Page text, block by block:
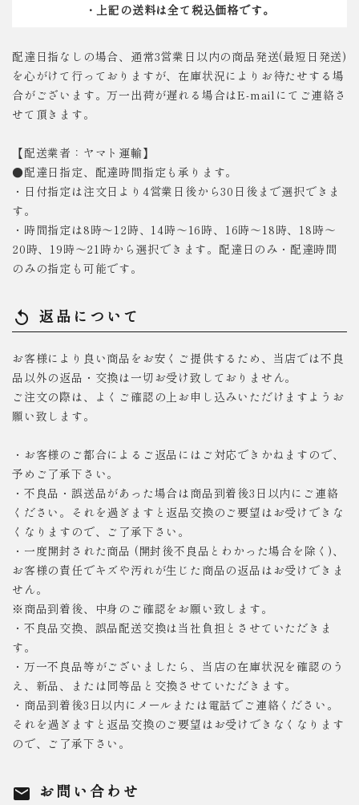
・上記の送料は全て税込価格です。
配達日指なしの場合、通常3営業日以内の商品発送(最短日発送)
を心がけて行っておりますが、在庫状況によりお待たせする場
合がございます。万一出荷が遅れる場合はE-mailにてご連絡さ
せて頂きます。
【配送業者：ヤマト運輸】
●配達日指定、配達時間指定も承ります。
・日付指定は注文日より4営業日後から30日後まで選択できま
す。
・時間指定は8時～12時、14時～16時、16時～18時、18時～
20時、19時～21時から選択できます。配達日のみ・配達時間
のみの指定も可能です。
replay 返品について
お客様により良い商品をお安くご提供するため、当店では不良
品以外の返品・交換は一切お受け致しておりません。
ご注文の際は、よくご確認の上お申し込みいただけますようお
願い致します。
・お客様のご都合によるご返品にはご対応できかねますので、
予めご了承下さい。
・不良品・誤送品があった場合は商品到着後3日以内にご連絡
ください。それを過ぎますと返品交換のご要望はお受けできな
くなりますので、ご了承下さい。
・一度開封された商品 (開封後不良品とわかった場合を除く)、
お客様の責任でキズや汚れが生じた商品の返品はお受けできま
せん。
※商品到着後、中身のご確認をお願い致します。
・不良品交換、誤品配送交換は当社負担とさせていただきま
す。
・万一不良品等がございましたら、当店の在庫状況を確認のう
え、新品、または同等品と交換させていただきます。
・商品到着後3日以内にメールまたは電話でご連絡ください。
それを過ぎますと返品交換のご要望はお受けできなくなります
ので、ご了承下さい。
mail お問い合わせ